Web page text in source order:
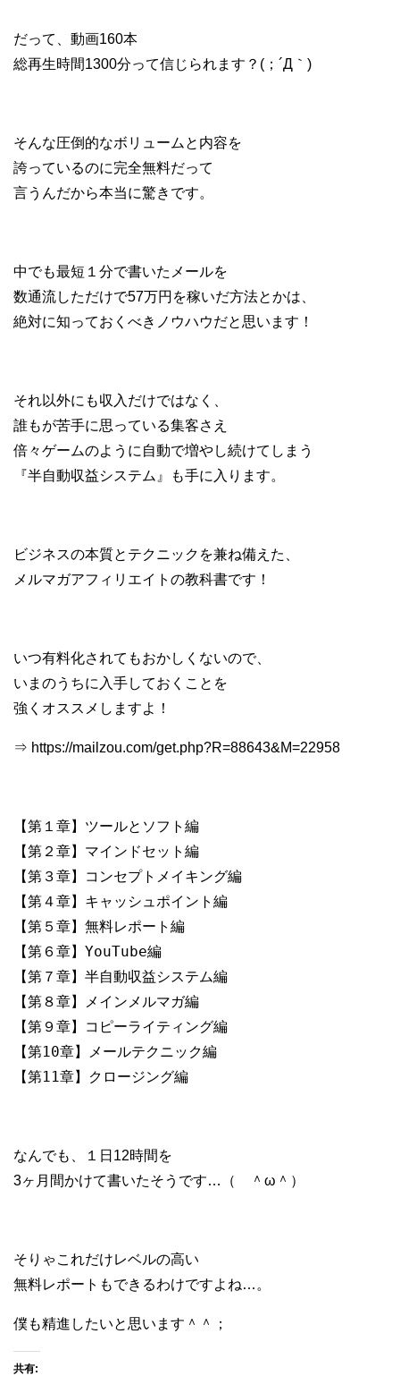
だって、動画160本
総再生時間1300分って信じられます？(；´Д｀)
そんな圧倒的なボリュームと内容を
誇っているのに完全無料だって
言うんだから本当に驚きです。
中でも最短１分で書いたメールを
数通流しただけで57万円を稼いだ方法とかは、
絶対に知っておくべきノウハウだと思います！
それ以外にも収入だけではなく、
誰もが苦手に思っている集客さえ
倍々ゲームのように自動で増やし続けてしまう
『半自動収益システム』も手に入ります。
ビジネスの本質とテクニックを兼ね備えた、
メルマガアフィリエイトの教科書です！
いつ有料化されてもおかしくないので、
いまのうちに入手しておくことを
強くオススメしますよ！
⇒ https://mailzou.com/get.php?R=88643&M=22958
【第１章】ツールとソフト編
【第２章】マインドセット編
【第３章】コンセプトメイキング編
【第４章】キャッシュポイント編
【第５章】無料レポート編
【第６章】YouTube編
【第７章】半自動収益システム編
【第８章】メインメルマガ編
【第９章】コピーライティング編
【第10章】メールテクニック編
なんでも、１日12時間を
3ヶ月間かけて書いたそうです…（ ＾ω＾）
そりゃこれだけレベルの高い
無料レポートもできるわけですよね…。
僕も精進したいと思います＾＾；
共有: